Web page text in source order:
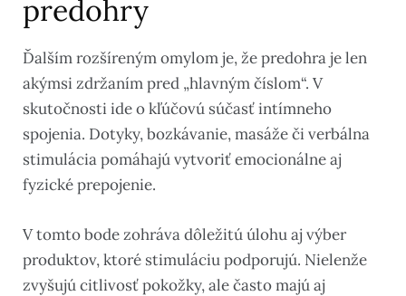
predohry
Ďalším rozšíreným omylom je, že predohra je len
akýmsi zdržaním pred „hlavným číslom“. V
skutočnosti ide o kľúčovú súčasť intímneho
spojenia. Dotyky, bozkávanie, masáže či verbálna
stimulácia pomáhajú vytvoriť emocionálne aj
fyzické prepojenie.
V tomto bode zohráva dôležitú úlohu aj výber
produktov, ktoré stimuláciu podporujú. Nielenže
zvyšujú citlivosť pokožky, ale často majú aj